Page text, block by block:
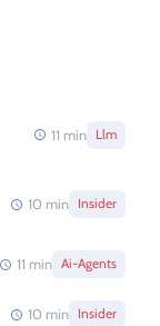
11 min Llm
10 min Insider
11 min Ai-Agents
10 min Insider